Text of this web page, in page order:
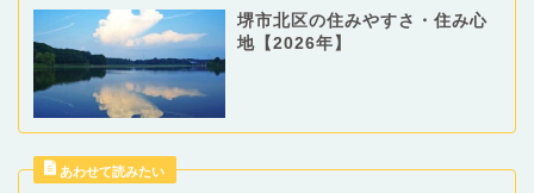
堺市北区の住みやすさ・住み心
地【2026年】